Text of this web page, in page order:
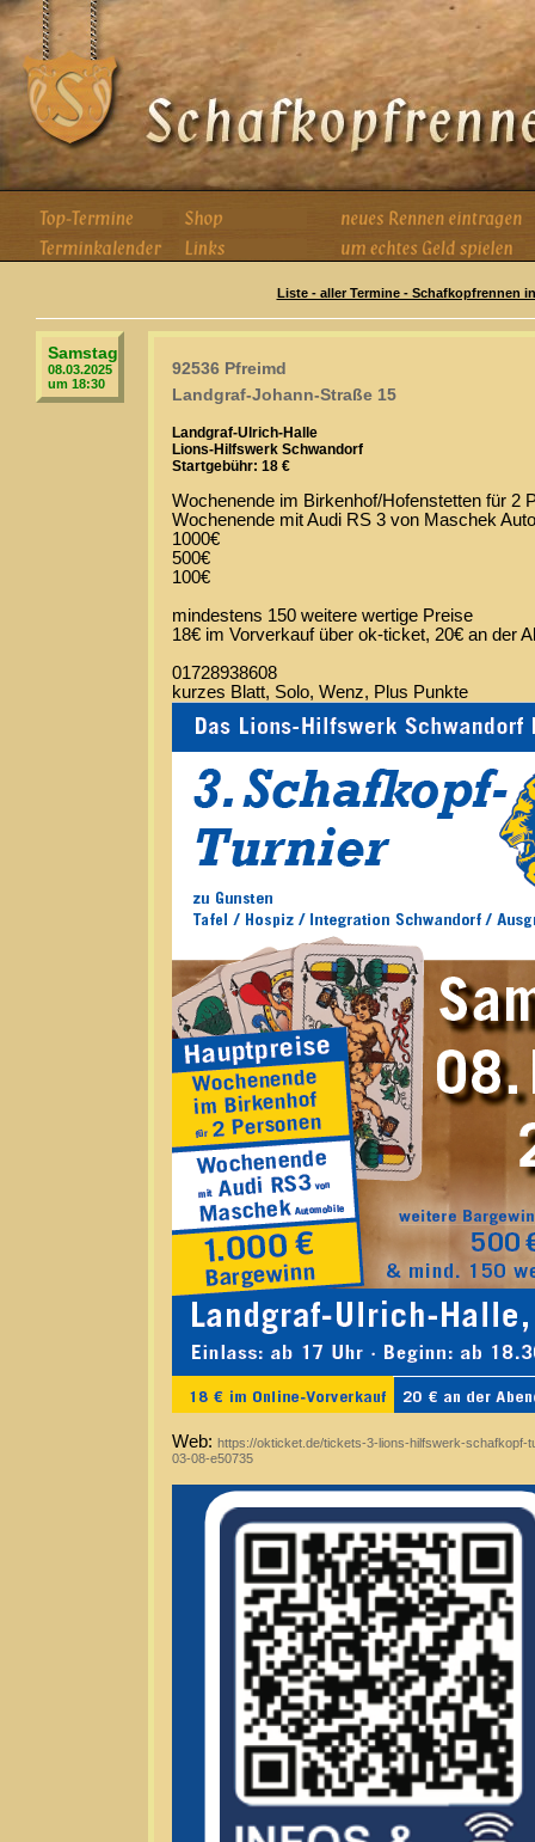
Liste - aller Termine - Schafkopfrennen
Samstag
08.03.2025
um 18:30
92536 Pfreimd
Landgraf-Johann-Straße 15
Landgraf-Ulrich-Halle
Lions-Hilfswerk Schwandorf
Startgebühr: 18 €
Wochenende im Birkenhof/Hofenstetten für 2
Wochenende mit Audi RS 3 von Maschek
1000€
500€
100€
mindestens 150 weitere wertige Preise
18€ im Vorverkauf über ok-ticket, 20€ an der
01728938608
kurzes Blatt, Solo, Wenz, Plus Punkte
Web: https://okticket.de/tickets-3-lions-hilfswerk-schafkopf-
03-08-e50735